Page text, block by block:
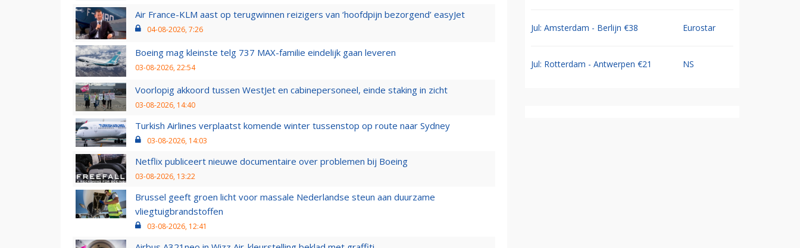
Air France-KLM aast op terugwinnen reizigers van ‘hoofdpijn bezorgend’ easyJet
04-08-2026, 7:26
Boeing mag kleinste telg 737 MAX-familie eindelijk gaan leveren
03-08-2026, 22:54
Voorlopig akkoord tussen WestJet en cabinepersoneel, einde staking in zicht
03-08-2026, 14:40
Turkish Airlines verplaatst komende winter tussenstop op route naar Sydney
03-08-2026, 14:03
Netflix publiceert nieuwe documentaire over problemen bij Boeing
03-08-2026, 13:22
Brussel geeft groen licht voor massale Nederlandse steun aan duurzame
vliegtuigbrandstoffen
03-08-2026, 12:41
Jul: Amsterdam - Berlijn €38 Eurostar
Jul: Rotterdam - Antwerpen €21 NS